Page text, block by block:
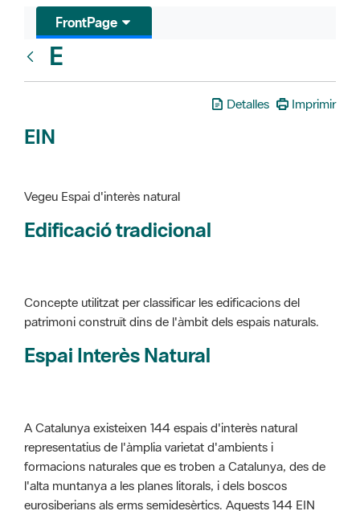
FrontPage
E
Detalles Imprimir
EIN
Vegeu Espai d'interès natural
Edificació tradicional
Concepte utilitzat per classificar les edificacions del
patrimoni construït dins de l'àmbit dels espais naturals.
Espai Interès Natural
A Catalunya existeixen 144 espais d'interès natural
representatius de l'àmplia varietat d'ambients i
formacions naturales que es troben a Catalunya, des de
l'alta muntanya a les planes litorals, i dels boscos
eurosiberians als erms semidesèrtics. Aquests 144 EIN